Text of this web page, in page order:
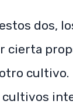
dos,
cierta
cultivo.